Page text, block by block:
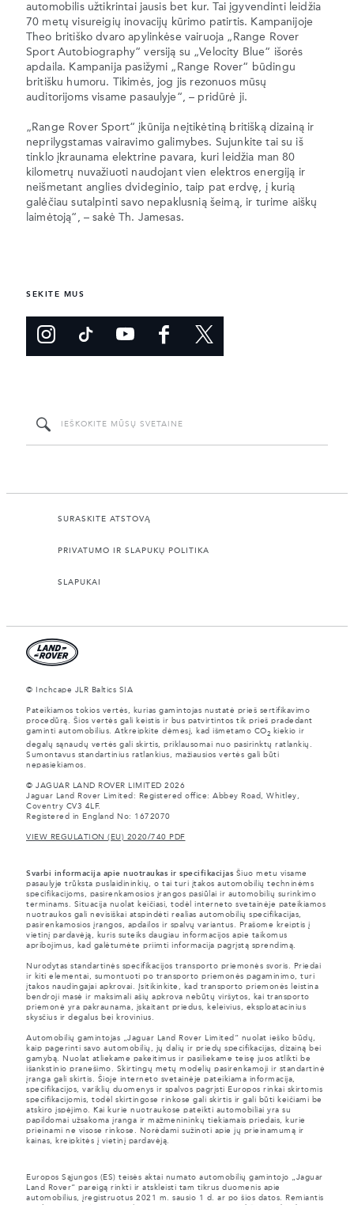
automobilis užtikrintai jausis bet kur. Tai įgyvendinti leidžia
70 metų visureigių inovacijų kūrimo patirtis. Kampanijoje
Theo britiško dvaro apylinkėse vairuoja „Range Rover
Sport Autobiography“ versiją su „Velocity Blue“ išorės
apdaila. Kampanija pasižymi „Range Rover“ būdingu
britišku humoru. Tikimės, jog jis rezonuos mūsų
auditorijoms visame pasaulyje“, – pridūrė ji.
„Range Rover Sport“ įkūnija neįtikėtiną britišką dizainą ir
neprilygstamas vairavimo galimybes. Sujunkite tai su iš
tinklo įkraunama elektrine pavara, kuri leidžia man 80
kilometrų nuvažiuoti naudojant vien elektros energiją ir
neišmetant anglies dvideginio, taip pat erdvę, į kurią
galėčiau sutalpinti savo nepaklusnią šeimą, ir turime aiškų
laimėtoją“, – sakė Th. Jamesas.
SEKITE MUS
SURASKITE ATSTOVĄ
PRIVATUMO IR SLAPUKŲ POLITIKA
SLAPUKAI
© Inchcape JLR Baltics SIA
Pateikiamos tokios vertės, kurias gamintojas nustatė prieš sertifikavimo
procedūrą. Šios vertės gali keistis ir bus patvirtintos tik prieš pradedant
gaminti automobilius. Atkreipkite dėmesį, kad išmetamo CO2
kiekio ir
degalų sąnaudų vertės gali skirtis, priklausomai nuo pasirinktų ratlankių.
Sumontavus standartinius ratlankius, mažiausios vertės gali būti
nepasiekiamos.
© JAGUAR LAND ROVER LIMITED 2026
Jaguar Land Rover Limited: Registered office: Abbey Road, Whitley,
Coventry CV3 4LF.
Registered in England No: 1672070
VIEW REGULATION (EU) 2020/740 PDF
Svarbi informacija apie nuotraukas ir specifikacijasŠiuo metu visame
pasaulyje trūksta puslaidininkių, o tai turi įtakos automobilių techninėms
specifikacijoms, pasirenkamosios įrangos pasiūlai ir automobilių surinkimo
terminams. Situacija nuolat keičiasi, todėl interneto svetainėje pateikiamos
nuotraukos gali nevisiškai atspindėti realias automobilių specifikacijas,
pasirenkamosios įrangos, apdailos ir spalvų variantus. Prašome kreiptis į
vietinį pardavėją, kuris suteiks daugiau informacijos apie taikomus
apribojimus, kad galėtumėte priimti informacija pagrįstą sprendimą.
Nurodytas standartinės specifikacijos transporto priemonės svoris. Priedai
ir kiti elementai, sumontuoti po transporto priemonės pagaminimo, turi
įtakos naudingajai apkrovai. Įsitikinkite, kad transporto priemonės leistina
bendroji masė ir maksimali ašių apkrova nebūtų viršytos, kai transporto
priemonė yra pakraunama, įskaitant priedus, keleivius, eksploatacinius
skysčius ir degalus bei krovinius.
Automobilių gamintojas „Jaguar Land Rover Limited“ nuolat ieško būdų,
kaip pagerinti savo automobilių, jų dalių ir priedų specifikacijas, dizainą bei
gamybą. Nuolat atliekame pakeitimus ir pasiliekame teisę juos atlikti be
išankstinio pranešimo. Skirtingų metų modelių pasirenkamoji ir standartinė
įranga gali skirtis. Šioje interneto svetainėje pateikiama informacija,
specifikacijos, variklių duomenys ir spalvos pagrįsti Europos rinkai skirtomis
specifikacijomis, todėl skirtingose rinkose gali skirtis ir gali būti keičiami be
atskiro įspėjimo. Kai kurie nuotraukose pateikti automobiliai yra su
papildomai užsakoma įranga ir mažmenininkų tiekiamais priedais, kurie
prieinami ne visose rinkose. Norėdami sužinoti apie jų prieinamumą ir
kainas, kreipkitės į vietinį pardavėją.
Europos Sąjungos (ES) teisės aktai numato automobilių gamintojo „Jaguar
Land Rover“ pareigą rinkti ir atskleisti tam tikrus duomenis apie
automobilius, įregistruotus 2021 m. sausio 1 d. ar po šios datos. Remiantis